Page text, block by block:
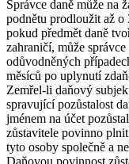
Správce daně může na
podnětu prodloužit až
pokud předmět daně
zahraničí, může
odůvodněných
měsíců po uplynutí
Zemřel-li daňový
spravující pozůstalost
jménem na účet
zůstavitele povinno
tyto osoby společně a
Daňovou povinnost